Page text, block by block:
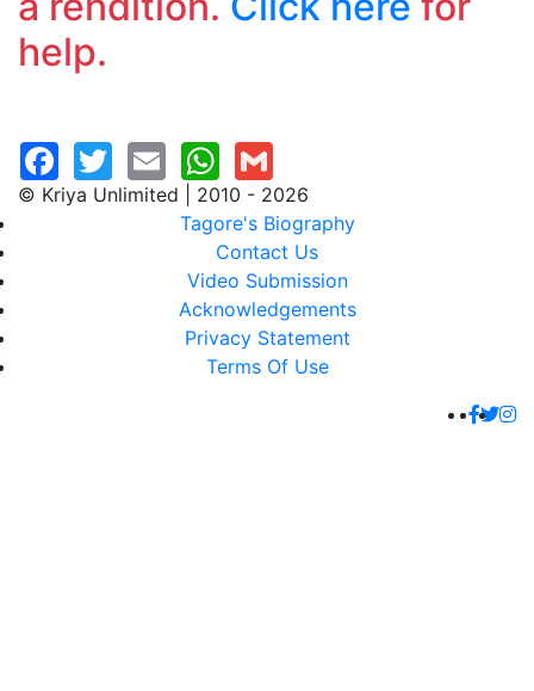
help.
© Kriya Unlimited | 2010 - 2026
Tagore's Biography
Contact Us
Video Submission
Acknowledgements
Privacy Statement
Terms Of Use